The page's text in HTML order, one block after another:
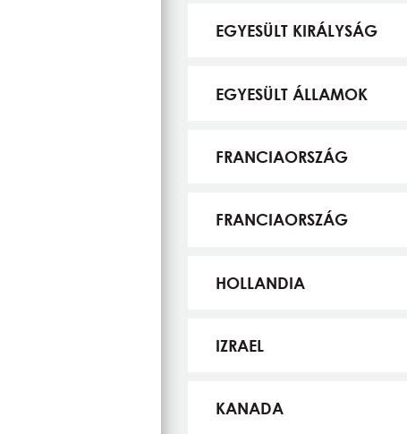
EGYESÜLT KIRÁLYSÁG
EGYESÜLT ÁLLAMOK
FRANCIAORSZÁG
FRANCIAORSZÁG
HOLLANDIA
IZRAEL
KANADA